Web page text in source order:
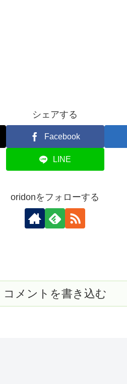
シェアする
Facebook
LINE
oridonをフォローする
コメントを書き込む